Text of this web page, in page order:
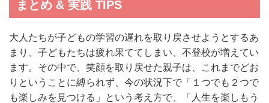
まとめ & 実践 TIPS
大人たちが子どもの学習の遅れを取り戻させようとするあ
まり、子どもたちは疲れ果ててしまい、不登校が増えてい
ます。その中で、笑顔を取り戻せた親子は、これまでどお
りということに縛られず、今の状況下で「１つでも２つで
も楽しみを見つける」という考え方で、「人生を楽しもう